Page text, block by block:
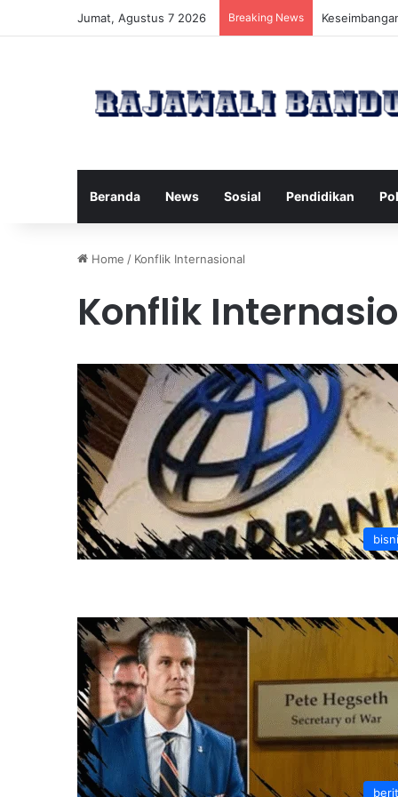
Jumat, Agustus 7 2026 Breaking News Manfaat
Beranda News Sosial Pendidikan
Home / Konflik Internasional
Konflik